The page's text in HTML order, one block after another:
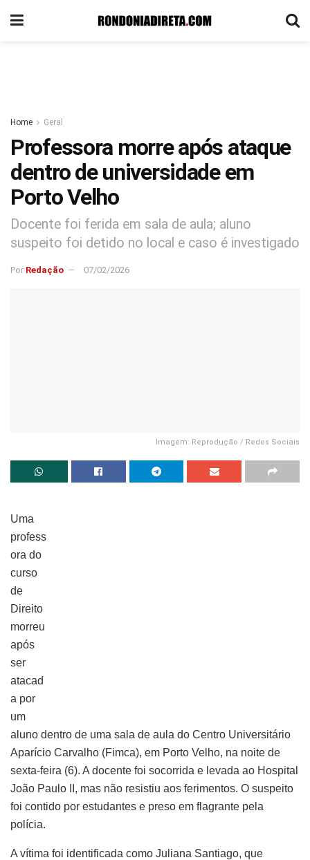
Home Geral
Professora morre após ataque
dentro de universidade em
Porto Velho
Docente foi ferida em sala de aula; aluno
suspeito foi detido no local e caso é investigado
Por Redação 07/02/2026
Imagem: Reprodução / Redes Sociais
Uma
profess
ora do
curso
de
Direito
morreu
após
ser
atacad
a por
um
aluno dentro de uma sala de aula do Centro Universitário
Aparício Carvalho (Fimca), em Porto Velho, na noite de
sexta-feira (6). A docente foi socorrida e levada ao Hospital
João Paulo II, mas não resistiu aos ferimentos. O suspeito
foi contido por estudantes e preso em flagrante pela
polícia.
A vítima foi identificada como Juliana Santiago, que